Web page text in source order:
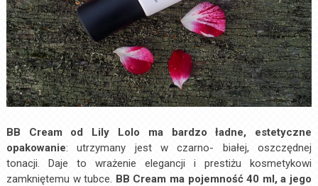
BB Cream od Lily Lolo ma bardzo ładne, estetyczne
opakowanie: utrzymany jest w czarno- białej, oszczędnej
tonacji. Daje to wrażenie elegancji i prestiżu kosmetykowi
zamkniętemu w tubce. BB Cream ma pojemność 40 ml, a jego